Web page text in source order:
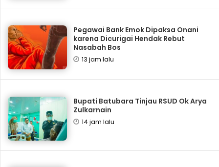
Pegawai Bank Emok Dipaksa Onani
karena Dicurigai Hendak Rebut
Nasabah Bos
13 jam lalu
Bupati Batubara Tinjau RSUD Ok Arya
Zulkarnain
14 jam lalu